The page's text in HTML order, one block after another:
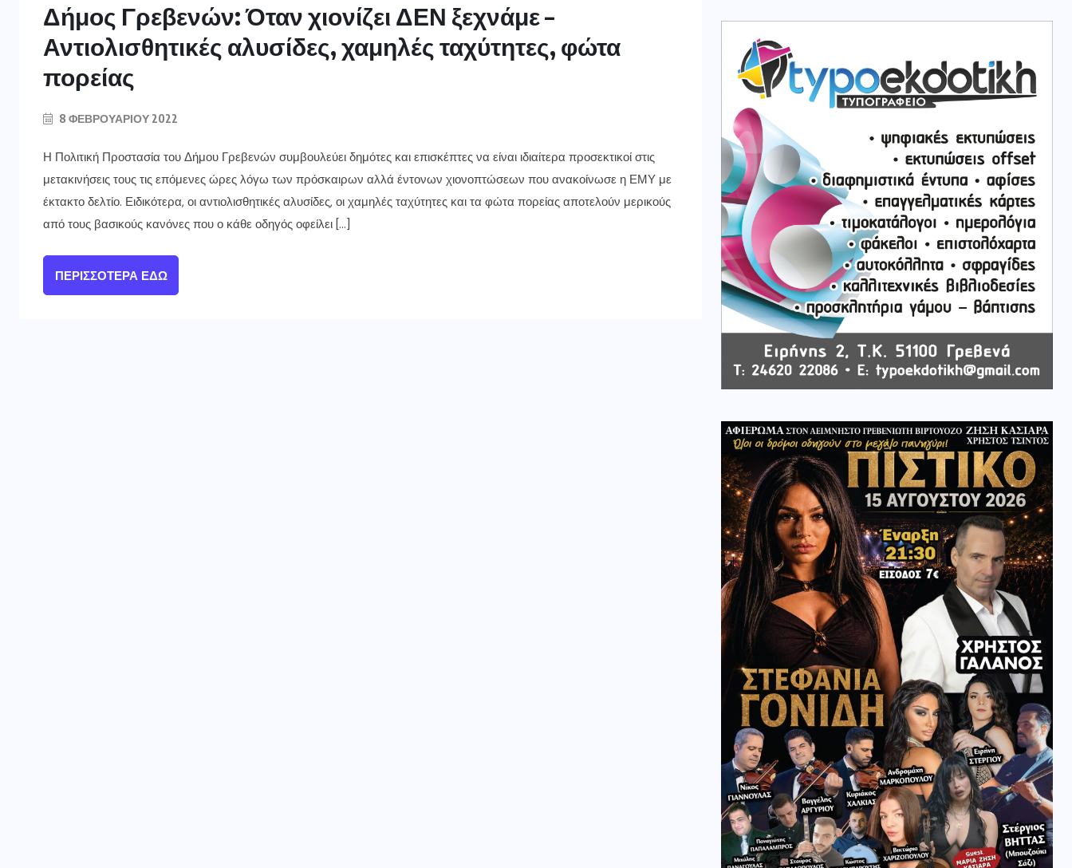
Δήμος Γρεβενών: Όταν χιονίζει ΔΕΝ ξεχνάμε –
Αντιολισθητικές αλυσίδες, χαμηλές ταχύτητες, φώτα
πορείας
8 ΦΕΒΡΟΥΑΡΊΟΥ 2022
Η Πολιτική Προστασία του Δήμου Γρεβενών συμβουλεύει δημότες και επισκέπτες να είναι ιδιαίτερα προσεκτικοί στις
μετακινήσεις τους τις επόμενες ώρες λόγω των πρόσκαιρων αλλά έντονων χιονοπτώσεων που ανακοίνωσε η ΕΜΥ με
έκτακτο δελτίο. Ειδικότερα, οι αντιολισθητικές αλυσίδες, οι χαμηλές ταχύτητες και τα φώτα πορείας αποτελούν μερικούς
από τους βασικούς κανόνες που ο κάθε οδηγός οφείλει […]
ΠΕΡΙΣΣΌΤΕΡΑ ΕΔΏ